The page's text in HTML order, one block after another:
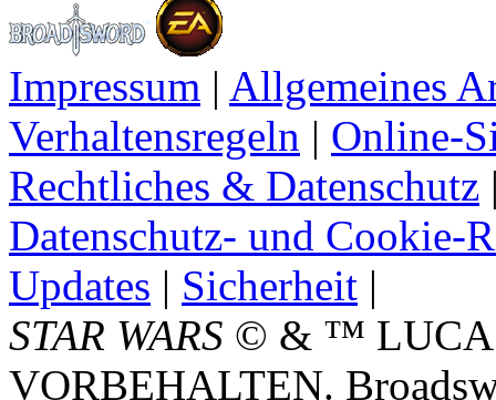
Impressum | Allgemeines
Verhaltensregeln | Online-
Rechtliches & Datenschutz
Datenschutz- und Cookie-
Updates | Sicherheit |
STAR WARS © & ™
VORBEHALTEN.